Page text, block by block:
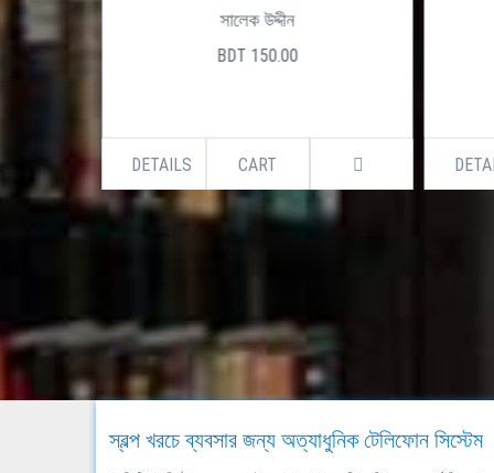
সালেক উদ্দীন
BDT 150.00
DETAILS CART
স্বল্প খরচে ব্যবসার জন্য অত্যাধুনিক টেলিফোন সিস্টেম